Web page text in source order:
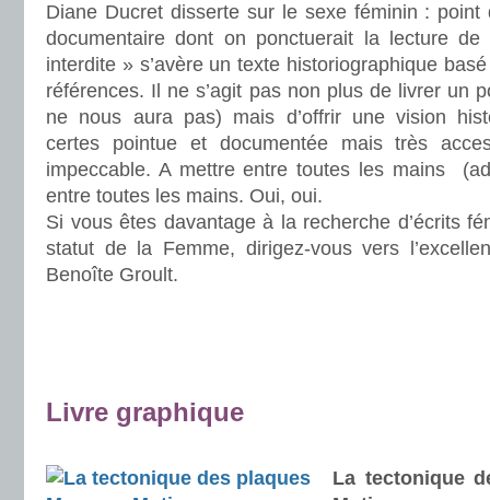
Diane Ducret disserte sur le sexe féminin :
documentaire dont on ponctuerait la lecture
interdite » s’avère un texte historiographique
références. Il ne s’agit pas non plus de livrer un
ne nous aura pas) mais d’offrir une vision
certes pointue et documentée mais très
impeccable. A mettre entre toutes les mains
entre toutes les mains. Oui, oui.
Si vous êtes davantage à la recherche d’écrits
statut de la Femme, dirigez-vous vers
Benoîte Groult.
Livre graphique
La tectonique